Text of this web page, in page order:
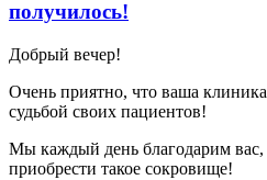
получилось!
Добрый вечер!
Очень приятно, что ваша
судьбой своих пациентов!
Мы каждый день благодарим вас,
приобрести такое сокровище!